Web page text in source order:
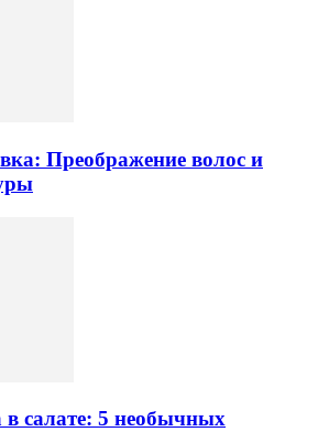
Преображение волос и
салате: 5 необычных